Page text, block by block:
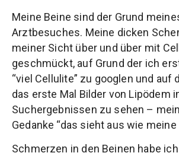
Meine Beine sind der Grund
Arztbesuches. Meine dicken
meiner Sicht über und über mit
geschmückt, auf Grund der ich
“viel Cellulite” zu googlen und auf
das erste Mal Bilder von Lipödem
Suchergebnissen zu sehen –
Gedanke “das sieht aus wie meine
Schmerzen in den Beinen habe